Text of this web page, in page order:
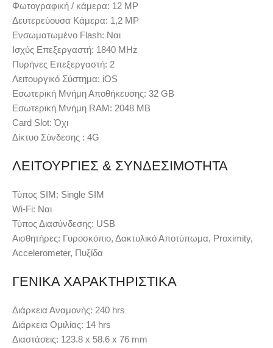
Φωτογραφική / κάμερα: 12 MP
Δευτερεύουσα Κάμερα: 1,2 MP
Ενσωματωμένο Flash: Ναι
Ισχύς Επεξεργαστή: 1840 MHz
Πυρήνες Επεξεργαστή: 2
Λειτουργικό Σύστημα: iOS
Εσωτερική Μνήμη Αποθήκευσης: 32 GB
Εσωτερική Μνήμη RAM: 2048 MB
Card Slot:Όχι
Δίκτυο Σύνδεσης : 4G
ΛΕΙΤΟΥΡΓΙΕΣ & ΣΥΝΔΕΣΙΜΟΤΗΤΑ
Τύπος SIM: Single SIM
Wi-Fi: Ναι
Τύπος Διασύνδεσης: USB
Αισθητήρες: Γυροσκόπιο, Δακτυλικό Αποτύπωμα, Proximity,
Accelerometer, Πυξίδα
ΓΕΝΙΚΑ ΧΑΡΑΚΤΗΡΙΣΤΙΚΑ
Διάρκεια Αναμονής: 240 hrs
Διάρκεια Ομιλίας: 14 hrs
Διαστάσεις: 123.8 x 58.6 x 76 mm